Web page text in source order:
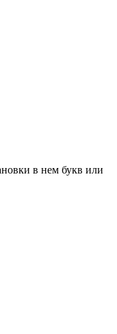
в нем букв или